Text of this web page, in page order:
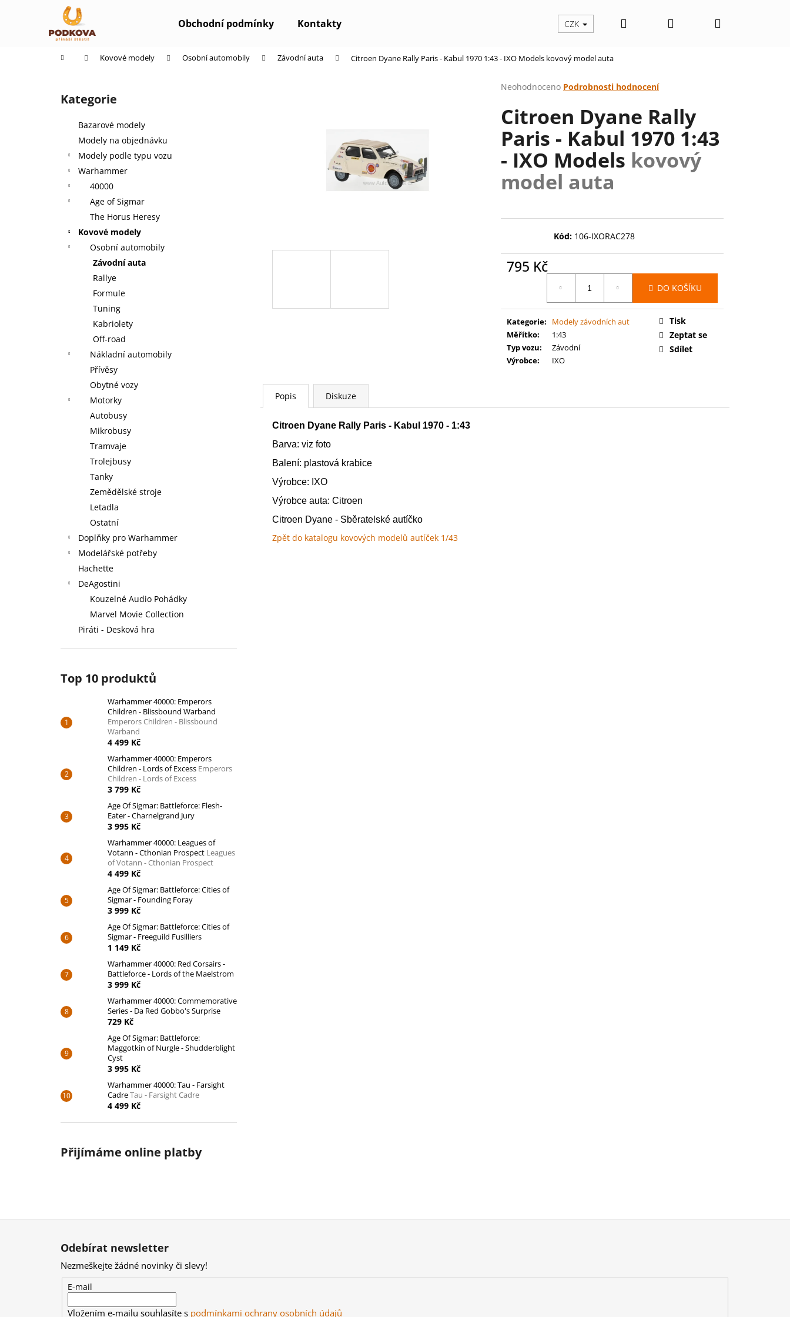
Obchodní podmínky Kontakty CZK Hledat PřihlášeníNákupní
Domů Kovové modely Osobní automobily Závodní auta Citroen Dyane Rally Paris - Kabul 1970 1:43 - IXO Models kovový model auta
Přeskočit
kategorie
Kategorie
Bazarové modely
Modely na objednávku
Modely podle typu vozu
Warhammer
40000
Age of Sigmar
The Horus Heresy
Kovové modely
Osobní automobily
Závodní auta
Rallye
Formule
Tuning
Kabriolety
Off-road
Nákladní automobily
Přívěsy
Obytné vozy
Motorky
Autobusy
Mikrobusy
Tramvaje
Trolejbusy
Tanky
Zemědělské stroje
Letadla
Ostatní
Doplňky pro Warhammer
Modelářské potřeby
Hachette
DeAgostini
Kouzelné Audio Pohádky
Marvel Movie Collection
Piráti - Desková hra
Top 10 produktů
Warhammer 40000: Emperors
Children - Blissbound Warband
Emperors Children - Blissbound
Warband
4 499 Kč
Warhammer 40000: Emperors
Children - Lords of Excess Emperors
Children - Lords of Excess
3 799 Kč
Age Of Sigmar: Battleforce: Flesh-
Eater - Charnelgrand Jury
3 995 Kč
Warhammer 40000: Leagues of
Votann - Cthonian Prospect Leagues
of Votann - Cthonian Prospect
4 499 Kč
Age Of Sigmar: Battleforce: Cities of
Sigmar - Founding Foray
3 999 Kč
Age Of Sigmar: Battleforce: Cities of
Sigmar - Freeguild Fusilliers
1 149 Kč
Warhammer 40000: Red Corsairs -
Battleforce - Lords of the Maelstrom
3 999 Kč
Warhammer 40000: Commemorative
Series - Da Red Gobbo's Surprise
729 Kč
Age Of Sigmar: Battleforce:
Maggotkin of Nurgle - Shudderblight
Cyst
3 995 Kč
Warhammer 40000: Tau - Farsight
CadreTau - Farsight Cadre
4 499 Kč
Přijímáme online platby
Průměrné
produktu
je
0,0
hvězdiček.
Neohodnoceno Podrobnosti hodnocení
Citroen Dyane Rally
Paris - Kabul 1970 1:43
- IXO Models kovový
model auta
Kód: 106-IXORAC278
795 Kč
DO KOŠÍKU
Kategorie:
Modely závodních aut
Měřítko:
1:43
Typ vozu:
Závodní
Výrobce: IXO
Tisk
Zeptat se
Sdílet
Popis Diskuze
Citroen Dyane Rally Paris - Kabul 1970 - 1:43
Barva: viz foto
Balení: plastová krabice
Výrobce: IXO
Výrobce auta: Citroen
Citroen Dyane - Sběratelské autíčko
Zpět do katalogu kovových modelů autíček 1/43
Zpět
Zpět
Co potřebujete najít?
Doporučujeme
WARHAMMER 40000: EMPERORS
CHILDREN - BLISSBOUND WARBAND
EMPERORS CHILDREN - BLISSBOUND
WARBAND
4 499 Kč
3 799 Kč
AGE OF SIGMAR: BATTLEFORCE: FLESH-
EATER - CHARNELGRAND JURY
Z
Odebírat newsletter
Nezmeškejte žádné novinky či slevy!
E-mail
Vložením e-mailu souhlasíte s podmínkami ochrany osobních údajů